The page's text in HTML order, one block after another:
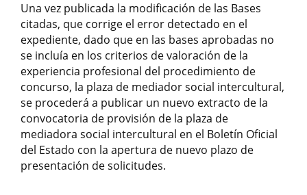
Una vez publicada la modificación de las Bases
citadas, que corrige el error detectado en el
expediente, dado que en las bases aprobadas no
se incluía en los criterios de valoración de la
experiencia profesional del procedimiento de
concurso, la plaza de mediador social intercultural,
se procederá a publicar un nuevo extracto de la
convocatoria de provisión de la plaza de
mediadora social intercultural en el Boletín Oficial
del Estado con la apertura de nuevo plazo de
presentación de solicitudes.